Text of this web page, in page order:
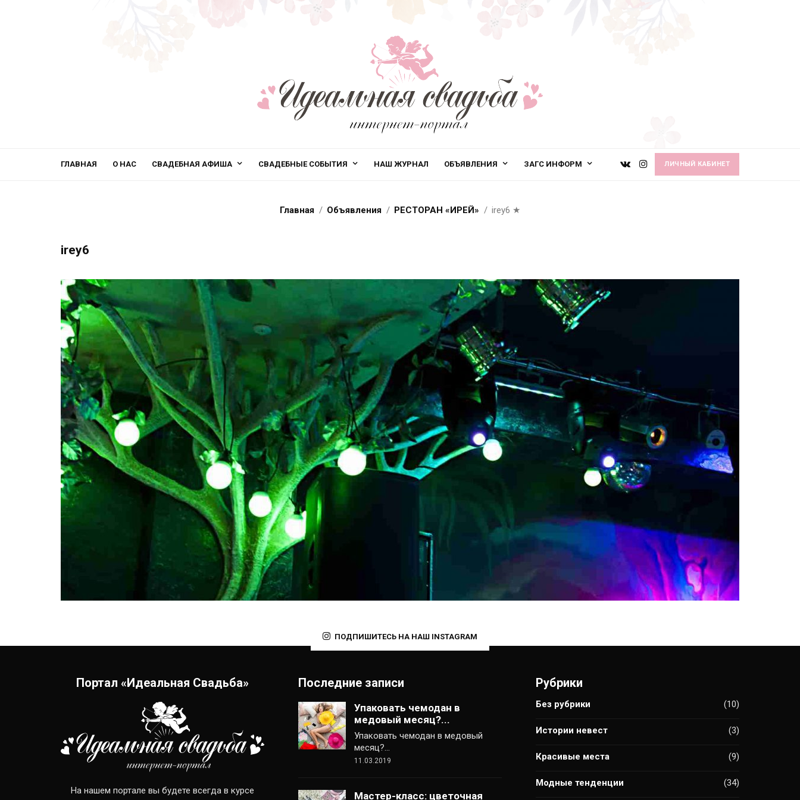
ГЛАВНАЯ О НАС СВАДЕБНАЯ АФИША СВАДЕБНЫЕ СОБЫТИЯ НАШ ЖУРНАЛ ОБЪЯВЛЕНИЯ ЗАГС ИНФОРМ ЛИЧНЫЙ КАБИНЕТ
Главная Объявления РЕСТОРАН «ИРЕЙ» irey6 ★
irey6
ПОДПИШИТЕСЬ НА НАШ INSTAGRAM
Портал «Идеальная Свадьба»
На нашем портале вы будете всегда в курсе
Последние записи
Упаковать чемодан в
медовый месяц?...
Упаковать чемодан в медовый
месяц?…
11.03.2019
Мастер-класс: цветочная
Рубрики
Без рубрики (10)
Истории невест (3)
Красивые места (9)
Модные тенденции (34)